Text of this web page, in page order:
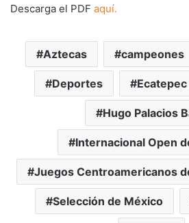
Descarga el PDF aquí.
Aztecas campeones
Deportes Ecatepec
Hugo Palacios
Internacional Open
Juegos Centroamericanos
Selección de México